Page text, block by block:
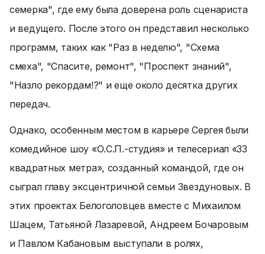
семерка", где ему была доверена роль сценариста
и ведущего. После этого он представил несколько
программ, таких как "Раз в неделю", "Схема
смеха", "Спасите, ремонт", "Проспект знаний",
"Назло рекордам!?" и еще около десятка других
передач.
Однако, особенным местом в карьере Сергея были
комедийное шоу «О.С.П.-студия» и телесериал «33
квадратных метра», созданный командой, где он
сыграл главу эксцентричной семьи Звездуновых. В
этих проектах Белоголовцев вместе с Михаилом
Шацем, Татьяной Лазаревой, Андреем Бочаровым
и Павлом Кабановым выступали в ролях,